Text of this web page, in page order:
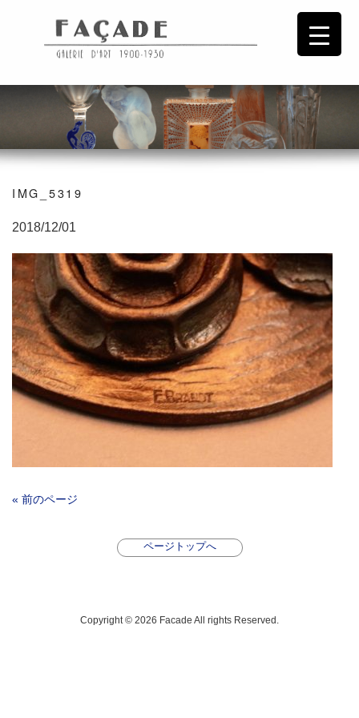
IMG_5319
2018/12/01
« 前のページ
ページトップへ
Copyright © 2026 Facade All rights Reserved.